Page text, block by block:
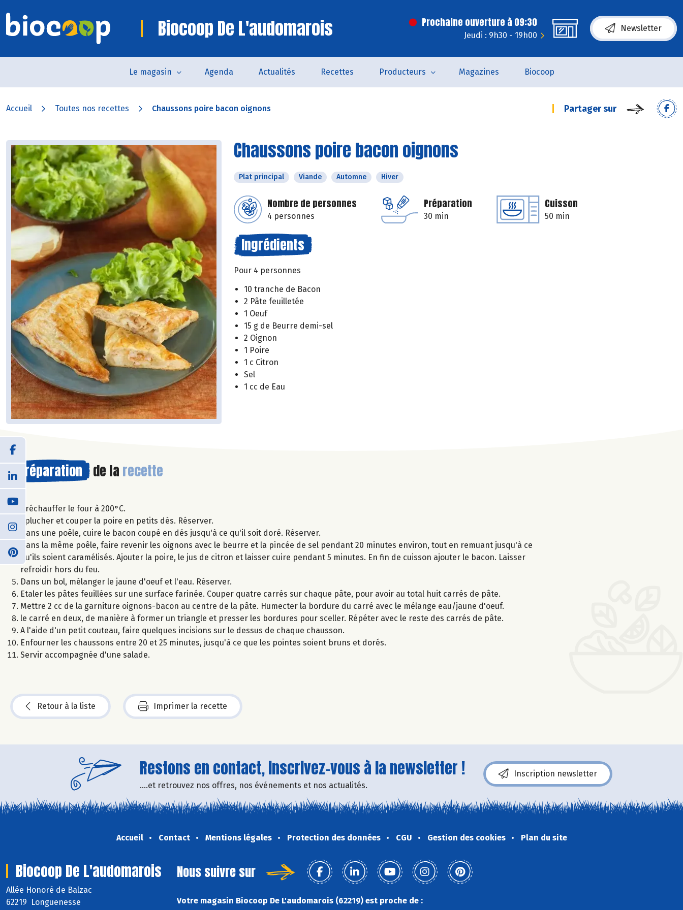
Biocoop De L'audomarois Prochaine ouverture à 09:30
Jeudi : 9h30 - 19h00
Newsletter
Le magasin Agenda Actualités Recettes Producteurs Magazines Biocoop
Accueil Toutes nos recettes Chaussons poire bacon oignons Partager sur
Chaussons poire bacon oignons
Plat principal Viande Automne Hiver
Nombre de personnes
4 personnes
Préparation
30 min
Cuisson
50 min
Ingrédients
Pour 4 personnes
10 tranche de Bacon
2 Pâte feuilletée
1 Oeuf
15 g de Beurre demi-sel
2 Oignon
1 Poire
1 c Citron
Sel
1 cc de Eau
Préparation de la recette
Préchauffer le four à 200°C.
Eplucher et couper la poire en petits dés. Réserver.
Dans une poêle, cuire le bacon coupé en dés jusqu'à ce qu'il soit doré. Réserver.
Dans la même poêle, faire revenir les oignons avec le beurre et la pincée de sel pendant 20 minutes environ, tout en remuant jusqu'à ce
qu'ils soient caramélisés. Ajouter la poire, le jus de citron et laisser cuire pendant 5 minutes. En fin de cuisson ajouter le bacon. Laisser
refroidir hors du feu.
Dans un bol, mélanger le jaune d'oeuf et l'eau. Réserver.
Etaler les pâtes feuillées sur une surface farinée. Couper quatre carrés sur chaque pâte, pour avoir au total huit carrés de pâte.
Mettre 2 cc de la garniture oignons-bacon au centre de la pâte. Humecter la bordure du carré avec le mélange eau/jaune d'oeuf.
le carré en deux, de manière à former un triangle et presser les bordures pour sceller. Répéter avec le reste des carrés de pâte.
A l'aide d'un petit couteau, faire quelques incisions sur le dessus de chaque chausson.
Enfourner les chaussons entre 20 et 25 minutes, jusqu'à ce que les pointes soient bruns et dorés.
Servir accompagnée d'une salade.
Retour à la liste Imprimer la recette
Restons en contact, inscrivez-vous à la newsletter !
....et retrouvez nos offres, nos événements et nos actualités.
Inscription newsletter
Accueil Contact Mentions légales Protection des données CGU Gestion des cookies Plan du site
Biocoop De L'audomarois
Allée Honoré de Balzac
62219 Longuenesse
Nous suivre sur
Votre magasin Biocoop De L'audomarois (62219) est proche de :